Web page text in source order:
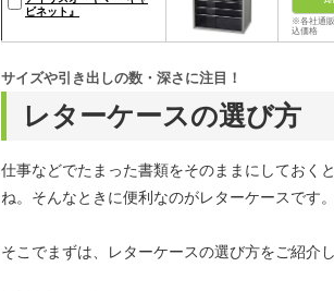
ビネット』
※各社通販
込価格
レターケースの選び方
サイズや引き出しの数・深さに注目！
仕事などでたまった書類をそのままにしておく
ね。そんなときに便利なのがレターケースです。
そこでまずは、レターケースの選び方をご紹介